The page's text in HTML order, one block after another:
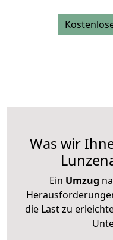
Was wir
Ein Umzug
die Last zu